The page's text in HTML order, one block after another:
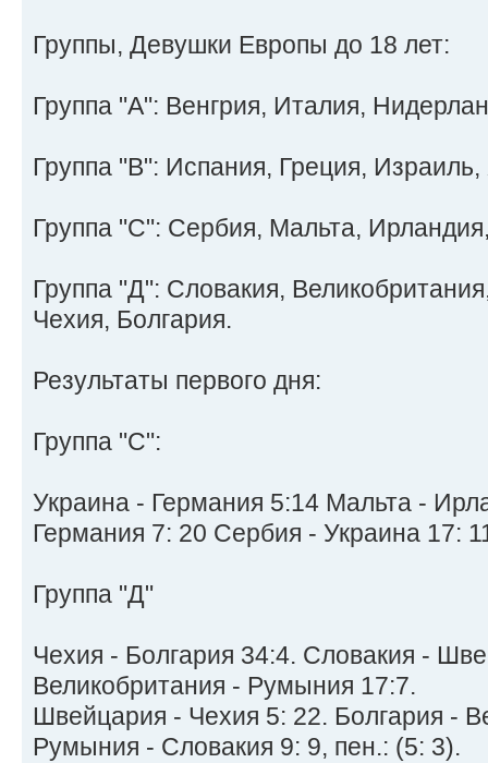
Группы, Девушки Европы до 18 лет:
Группа "A": Венгрия, Италия,
Группа "B": Испания, Греция,
Группа "C": Сербия, Мальта,
Группа "Д": Словакия,
Чехия, Болгария.
Результаты первого дня:
Группа "C":
Украина - Германия 5:14 Мальта -
Германия 7: 20 Сербия - Украина 17:
Группа "Д"
Чехия - Болгария 34:4. Словакия -
Великобритания - Румыния 17:7.
Швейцария - Чехия 5: 22. Болгария -
Румыния - Словакия 9: 9, пен.: (5: 3).